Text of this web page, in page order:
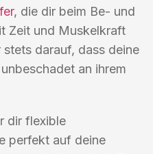
, die dir beim Be- und
Zeit und Muskelkraft
darauf, dass deine
an ihrem
dir flexible
perfekt auf deine